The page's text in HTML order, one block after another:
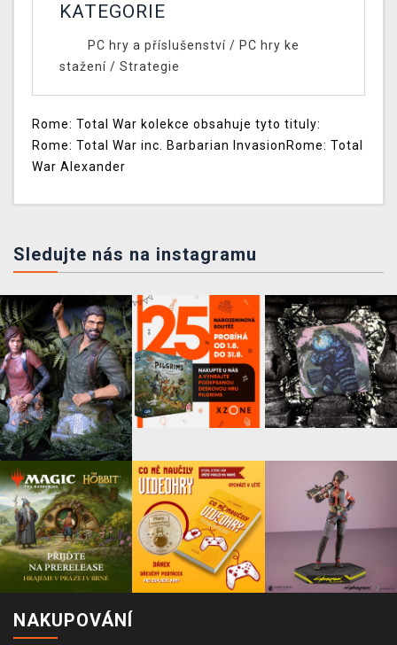
KATEGORIE
PC hry a příslušenství/ PC hry ke
stažení / Strategie
Rome: Total War kolekce obsahuje tyto tituly:
Rome: Total War inc. Barbarian InvasionRome: Total
War Alexander
Sledujte nás na instagramu
NAKUPOVÁNÍ